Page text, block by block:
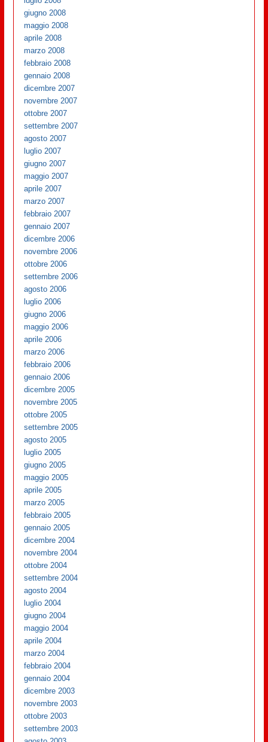
giugno 2008
maggio 2008
aprile 2008
marzo 2008
febbraio 2008
gennaio 2008
dicembre 2007
novembre 2007
ottobre 2007
settembre 2007
agosto 2007
luglio 2007
giugno 2007
maggio 2007
aprile 2007
marzo 2007
febbraio 2007
gennaio 2007
dicembre 2006
novembre 2006
ottobre 2006
settembre 2006
agosto 2006
luglio 2006
giugno 2006
maggio 2006
aprile 2006
marzo 2006
febbraio 2006
gennaio 2006
dicembre 2005
novembre 2005
ottobre 2005
settembre 2005
agosto 2005
luglio 2005
giugno 2005
maggio 2005
aprile 2005
marzo 2005
febbraio 2005
gennaio 2005
dicembre 2004
novembre 2004
ottobre 2004
settembre 2004
agosto 2004
luglio 2004
giugno 2004
maggio 2004
aprile 2004
marzo 2004
febbraio 2004
gennaio 2004
dicembre 2003
novembre 2003
ottobre 2003
settembre 2003